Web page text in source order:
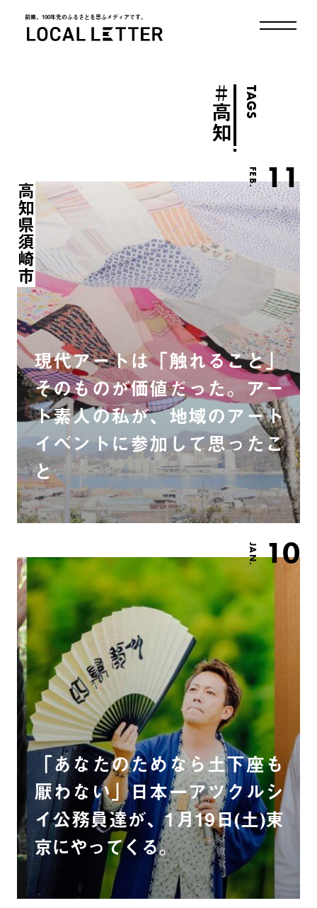
前略、100年先のふるさとを思ふメディアです。
TAGS
＃
高知
FEB. 11
高知県須崎市
現代アートは「触れること」
そのものが価値だった。アー
ト素人の私が、地域のアート
イベントに参加して思ったこ
と
JAN. 10
「あなたのためなら土下座も
厭わない」日本一アツクルシ
イ公務員達が、1月19日(土)東
京にやってくる。